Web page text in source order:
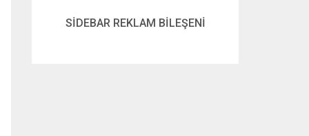
SİDEBAR REKLAM BİLEŞENİ